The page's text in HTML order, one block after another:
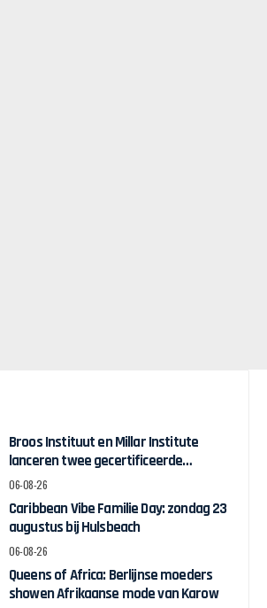
Broos Instituut en Millar Institute
lanceren twee gecertificeerde
Afrocentrische opleidingen in
Amsterdam
06-08-26
Caribbean Vibe Familie Day: zondag 23
augustus bij Hulsbeach
06-08-26
Queens of Africa: Berlijnse moeders
showen Afrikaanse mode van Karow